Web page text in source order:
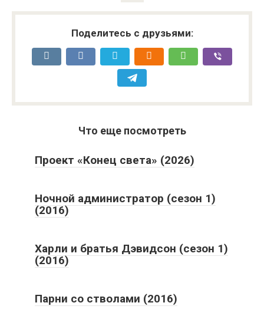
Поделитесь с друзьями:
Что еще посмотреть
Проект «Конец света» (2026)
Ночной администратор (сезон 1)
(2016)
Харли и братья Дэвидсон (сезон 1)
(2016)
Парни со стволами (2016)